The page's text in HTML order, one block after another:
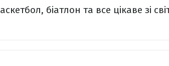
біатлон та все цікаве зі